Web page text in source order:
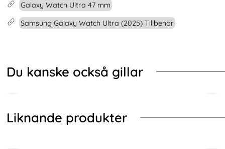
Galaxy Watch Ultra 47 mm
Samsung Galaxy Watch Ultra (2025) Tillbehör
Du kanske också gillar
Liknande produkter